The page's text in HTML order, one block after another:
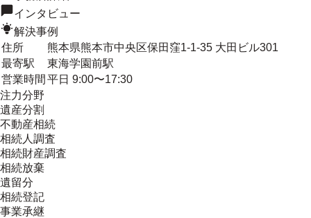
インタビュー
解決事例
住所
熊本県熊本市中央区保田窪1-1-35 大田ビル301
最寄駅
東海学園前駅
営業時間 平日 9:00〜17:30
注力分野
遺産分割
不動産相続
相続人調査
相続財産調査
相続放棄
遺留分
相続登記
事業承継